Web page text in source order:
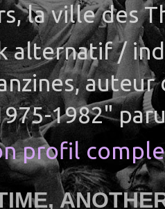
la ville des
alternatif /
auteur
1982"
profil